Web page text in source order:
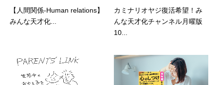
【人間関係-Human relations】
みんな天才化...
カミナリオヤジ復活希望！み
んな天才化チャンネル月曜版
10...